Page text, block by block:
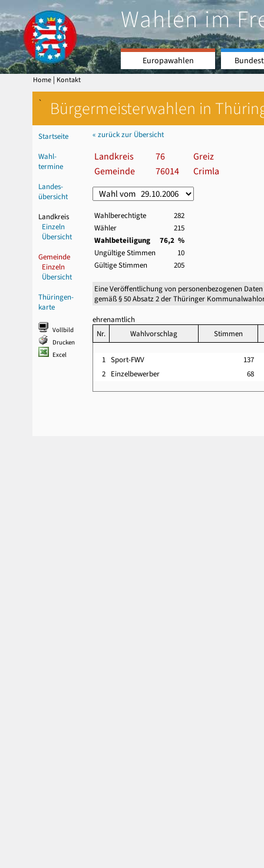
Wahlen im
Europawahlen
Home | Kontakt
` Bürgermeisterwahlen in
Startseite
Wahl-
termine
Landes-
übersicht
Landkreis
Einzeln
Übersicht
Gemeinde
Einzeln
Übersicht
Thüringen-
karte
Vollbild
Drucken
Excel
« zurück zur Übersicht
Landkreis 76
Greiz
Gemeinde
76014 Crimla
Wahlberechtigte
282
Wähler
215
Wahlbeteiligung
76,2 %
Ungültige Stimmen
10
Gültige Stimmen
205
Eine Veröffentlichung von personenbezogenen
gemäß § 50 Absatz 2 der Thüringer
ehrenamtlich
Nr.
Wahlvorschlag Stimmen
1 Sport-FWV
137
2 Einzelbewerber 68